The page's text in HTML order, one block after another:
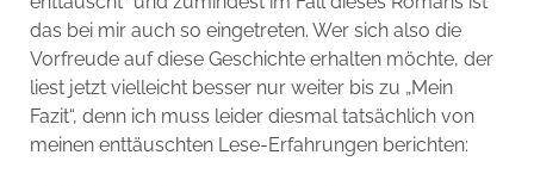
das bei mir auch so eingetreten. Wer sich also die
Vorfreude auf diese Geschichte erhalten möchte, der
liest jetzt vielleicht besser nur weiter bis zu „Mein
Fazit“, denn ich muss leider diesmal tatsächlich von
meinen enttäuschten Lese-Erfahrungen berichten: